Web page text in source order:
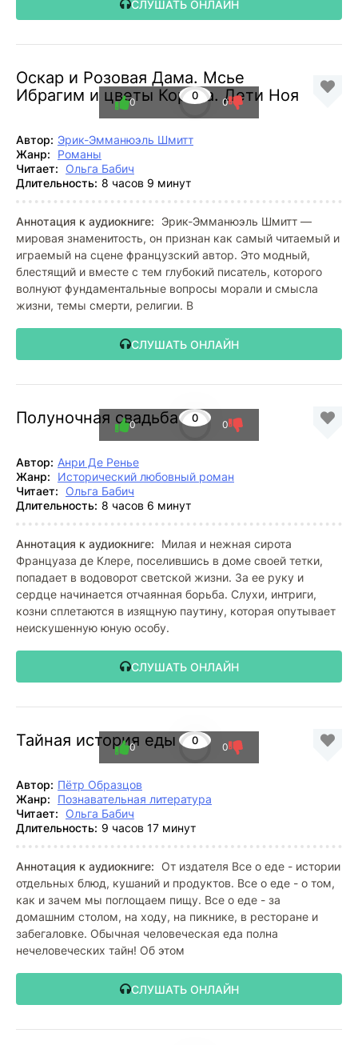
СЛУШАТЬ ОНЛАЙН
Оскар и Розовая Дама. Мсье
Ибрагим и цветы Корана. Дети Ноя
0
0 0
Автор: Эрик-Эмманюэль Шмитт
Жанр:
Романы
Читает: Ольга Бабич
Длительность: 8 часов 9 минут
Аннотация к аудиокниге:
Эрик-Эмманюэль Шмитт —
мировая знаменитость, он признан как самый читаемый и
играемый на сцене французский автор. Это модный,
блестящий и вместе с тем глубокий писатель, которого
волнуют фундаментальные вопросы морали и смысла
жизни, темы смерти, религии. В
СЛУШАТЬ ОНЛАЙН
Полуночная свадьба 0
0 0
Автор: Анри Де Ренье
Жанр:
Исторический любовный роман
Читает: Ольга Бабич
Длительность: 8 часов 6 минут
Аннотация к аудиокниге:
Милая и нежная сирота
Француаза де Клере, поселившись в доме своей тетки,
попадает в водоворот светской жизни. За ее руку и
сердце начинается отчаянная борьба. Слухи, интриги,
козни сплетаются в изящную паутину, которая опутывает
неискушенную юную особу.
СЛУШАТЬ ОНЛАЙН
Тайная история еды 0
0 0
Автор: Пётр Образцов
Жанр:
Познавательная литература
Читает: Ольга Бабич
Длительность: 9 часов 17 минут
Аннотация к аудиокниге: От издателя Все о еде - истории
отдельных блюд, кушаний и продуктов. Все о еде - о том,
как и зачем мы поглощаем пищу. Все о еде - за
домашним столом, на ходу, на пикнике, в ресторане и
забегаловке. Обычная человеческая еда полна
нечеловеческих тайн! Об этом
СЛУШАТЬ ОНЛАЙН